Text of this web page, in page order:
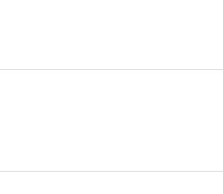
je 5 z 5 hvězdiček.
je 5 z 5 hvězdiček.